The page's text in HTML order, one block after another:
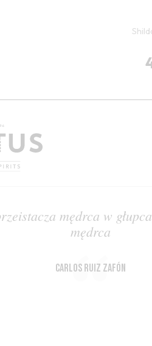
mędrca w
mędrca
Carlos Ruiz Zafón